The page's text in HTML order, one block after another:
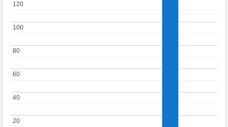
20
20
40
40
60
60
80
80
100
100
120
120